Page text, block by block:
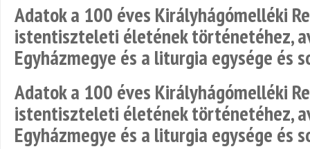
Adatok a 100 éves Királyhágómelléki
istentiszteleti életének történetéhez,
Egyházmegye és a liturgia egysége és
Adatok a 100 éves Királyhágómelléki
istentiszteleti életének történetéhez,
Egyházmegye és a liturgia egysége és